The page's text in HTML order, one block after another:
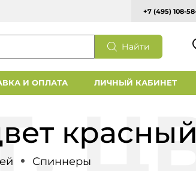
+7 (495) 108-
Найти
И ОПЛАТА ЛИЧНЫЙ КАБИНЕТ
красный
Спиннеры